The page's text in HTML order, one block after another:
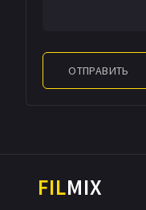
ОТПРАВИТЬ
FILMIX